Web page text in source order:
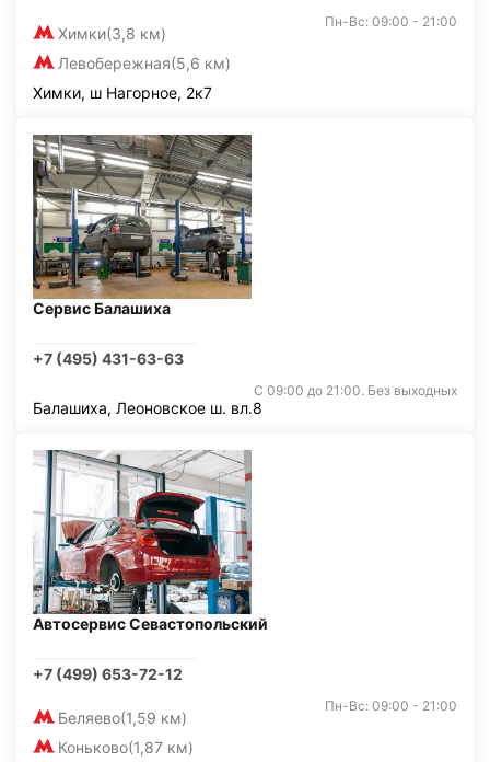
Химки(3,8 км)
Левобережная(5,6 км)
Пн-Вс: 09:00 - 21:00
Химки, ш Нагорное, 2к7
Сервис Балашиха
+7 (495) 431-63-63
С 09:00 до 21:00. Без выходных
Балашиха, Леоновское ш. вл.8
Автосервис Севастопольский
+7 (499) 653-72-12
Беляево(1,59 км)
Коньково(1,87 км)
Пн-Вс: 09:00 - 21:00